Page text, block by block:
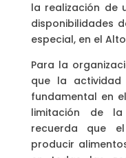
la realización de
disponibilidades
especial, en el
Para la
que la actividad
fundamental en
limitación de la
recuerda que
producir